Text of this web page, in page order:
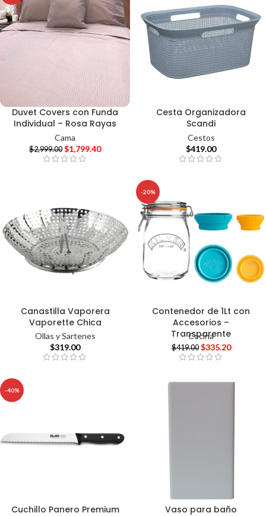
Duvet Covers con Funda
Individual – Rosa Rayas
Cama
$2,999.00 $1,799.40
Cesta Organizadora
Scandi
Cestos
$419.00
Canastilla Vaporera
Vaporette Chica
Ollas y Sartenes
$319.00
-20%
Contenedor de 1Lt con
Accesorios –
Transparente
Cocina
$419.00 $335.20
-40%
Cuchillo Panero Premium
Vaso para baño